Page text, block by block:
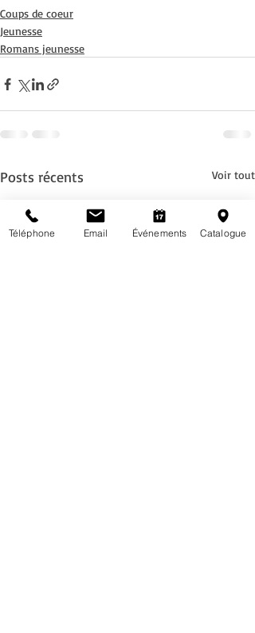
Coups de coeur
Jeunesse
Romans jeunesse
Posts récents Voir tout
Téléphone Email Événements Catalogue